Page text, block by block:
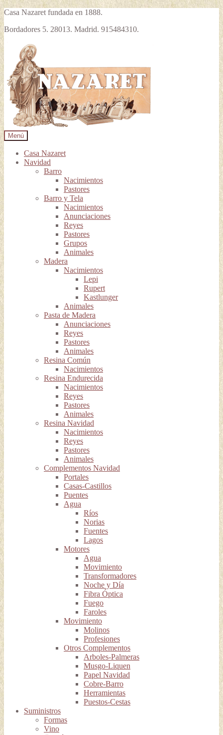
Casa Nazaret fundada en 1888.
Bordadores 5. 28013. Madrid. 915484310.
la
navegación
contenido
Menú
Casa Nazaret
Navidad
Barro
Nacimientos
Pastores
Barro y Tela
Nacimientos
Anunciaciones
Reyes
Pastores
Grupos
Animales
Madera
Nacimientos
Lepi
Rupert
Kastlunger
Animales
Pasta de Madera
Anunciaciones
Reyes
Pastores
Animales
Resina Común
Nacimientos
Resina Endurecida
Nacimientos
Reyes
Pastores
Animales
Resina Navidad
Nacimientos
Reyes
Pastores
Animales
Complementos Navidad
Portales
Casas-Castillos
Puentes
Agua
Ríos
Norias
Fuentes
Lagos
Motores
Agua
Movimiento
Transformadores
Noche y Día
Fibra Óptica
Fuego
Faroles
Movimiento
Molinos
Profesiones
Otros Complementos
Arboles-Palmeras
Musgo-Liquen
Papel Navidad
Cobre-Barro
Herramientas
Puestos-Cestas
Suministros
Formas
Vino